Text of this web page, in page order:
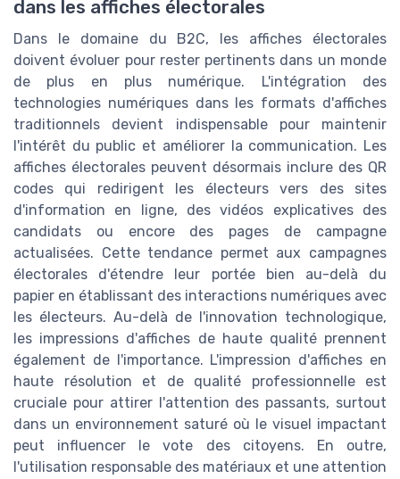
dans les affiches électorales
Dans le domaine du B2C, les affiches électorales
doivent évoluer pour rester pertinents dans un monde
de plus en plus numérique. L'intégration des
technologies numériques dans les formats d'affiches
traditionnels devient indispensable pour maintenir
l'intérêt du public et améliorer la communication. Les
affiches électorales peuvent désormais inclure des QR
codes qui redirigent les électeurs vers des sites
d'information en ligne, des vidéos explicatives des
candidats ou encore des pages de campagne
actualisées. Cette tendance permet aux campagnes
électorales d'étendre leur portée bien au-delà du
papier en établissant des interactions numériques avec
les électeurs. Au-delà de l'innovation technologique,
les impressions d'affiches de haute qualité prennent
également de l'importance. L'impression d'affiches en
haute résolution et de qualité professionnelle est
cruciale pour attirer l'attention des passants, surtout
dans un environnement saturé où le visuel impactant
peut influencer le vote des citoyens. En outre,
l'utilisation responsable des matériaux et une attention